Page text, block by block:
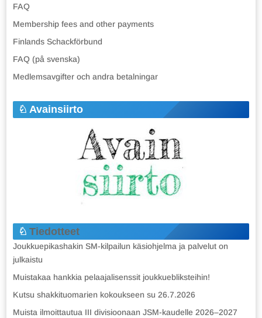
FAQ
Membership fees and other payments
Finlands Schackförbund
FAQ (på svenska)
Medlemsavgifter och andra betalningar
Avainsiirto
Tiedotteet
Joukkuepikashakin SM-kilpailun käsiohjelma ja palvelut on
julkaistu
Muistakaa hankkia pelaajalisenssit joukkuebliksteihin!
Kutsu shakkituomarien kokoukseen su 26.7.2026
Muista ilmoittautua III divisioonaan JSM-kaudelle 2026–2027